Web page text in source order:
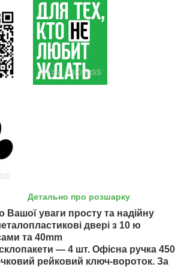
Детально про розшарку
Вашої уваги просту та надійну
двері з 10 ю
та 40mm
— 4 шт. Офісна ручка 450
рейковий ключ-вороток. За